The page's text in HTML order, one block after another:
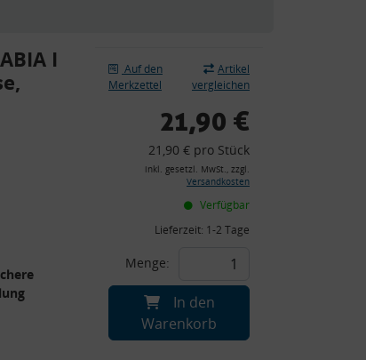
I
Auf den
Merkzettel
Artikel
vergleichen
21,90 €
21,90 € pro Stück
inkl. gesetzl. MwSt., zzgl.
Versandkosten
Verfügbar
Lieferzeit: 1-2 Tage
Menge:
In den
Warenkorb